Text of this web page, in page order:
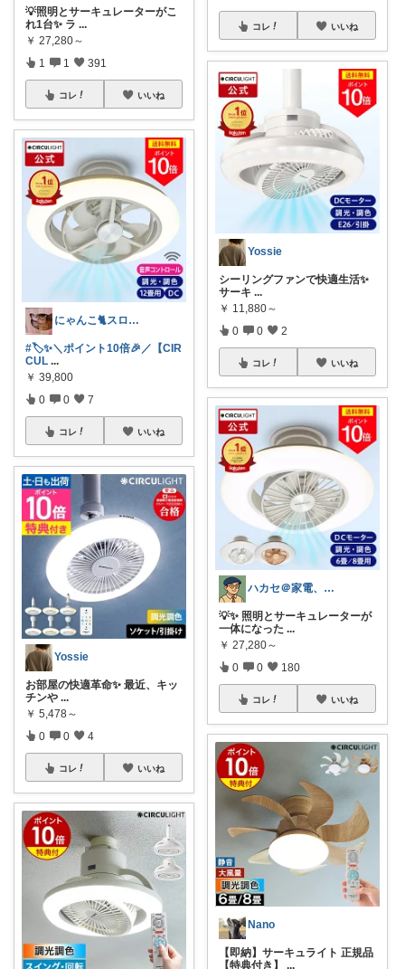
💡照明とサーキュレーターがこ
れ1台✨ ラ ...
￥ 27,280～
1 1 391
コレ いいね
にゃんこ🐈スローです🐢💦
#🏷️✨＼ポイント10倍🎉／【CIR
CUL ...
￥ 39,800
0 0 7
コレ いいね
Yossie
お部屋の快適革命✨ 最近、キッ
チンや ...
￥ 5,478～
0 0 4
コレ いいね
コレ いいね
Yossie
シーリングファンで快適生活✨
サーキ ...
￥ 11,880～
0 0 2
コレ いいね
ハカセ＠家電、PCと知育おもちゃ
💡✨ 照明とサーキュレーターが
一体になった ...
￥ 27,280～
0 0 180
コレ いいね
Nano
【即納】サーキュライト 正規品
【特典付き】
...